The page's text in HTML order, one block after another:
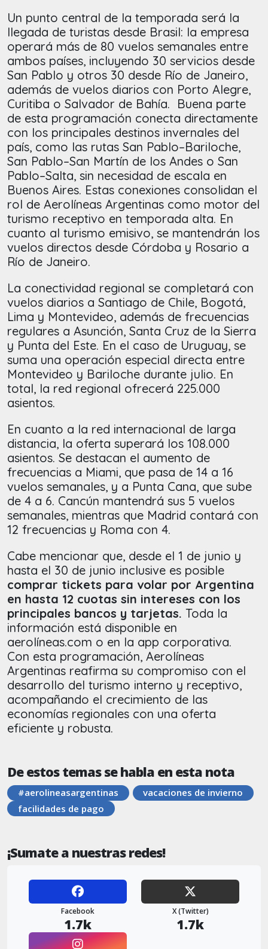
Un punto central de la temporada será la
llegada de turistas desde Brasil: la empresa
operará más de 80 vuelos semanales entre
ambos países, incluyendo 30 servicios desde
San Pablo y otros 30 desde Río de Janeiro,
además de vuelos diarios con Porto Alegre,
Curitiba o Salvador de Bahía. Buena parte
de esta programación conecta directamente
con los principales destinos invernales del
país, como las rutas San Pablo–Bariloche,
San Pablo–San Martín de los Andes o San
Pablo–Salta, sin necesidad de escala en
Buenos Aires. Estas conexiones consolidan el
rol de Aerolíneas Argentinas como motor del
turismo receptivo en temporada alta. En
cuanto al turismo emisivo, se mantendrán los
vuelos directos desde Córdoba y Rosario a
Río de Janeiro.
La conectividad regional se completará con
vuelos diarios a Santiago de Chile, Bogotá,
Lima y Montevideo, además de frecuencias
regulares a Asunción, Santa Cruz de la Sierra
y Punta del Este. En el caso de Uruguay, se
suma una operación especial directa entre
Montevideo y Bariloche durante julio. En
total, la red regional ofrecerá 225.000
asientos.
En cuanto a la red internacional de larga
distancia, la oferta superará los 108.000
asientos. Se destacan el aumento de
frecuencias a Miami, que pasa de 14 a 16
vuelos semanales, y a Punta Cana, que sube
de 4 a 6. Cancún mantendrá sus 5 vuelos
semanales, mientras que Madrid contará con
12 frecuencias y Roma con 4.
Cabe mencionar que, desde el 1 de junio y
hasta el 30 de junio inclusive es posible
comprar tickets para volar por Argentina
en hasta 12 cuotas sin intereses con los
principales bancos y tarjetas. Toda la
información está disponible en
aerolíneas.com o en la app corporativa.
Con esta programación, Aerolíneas
Argentinas reafirma su compromiso con el
desarrollo del turismo interno y receptivo,
acompañando el crecimiento de las
economías regionales con una oferta
eficiente y robusta.
De estos temas se habla en esta nota
#aerolineasargentinas
vacaciones de invierno
facilidades de pago
¡Sumate a nuestras redes!
Facebook
1.7k
X (Twitter)
1.7k